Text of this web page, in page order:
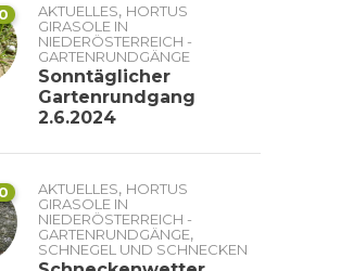
0 AKTUELLES, HORTUS
GIRASOLE IN
NIEDERÖSTERREICH -
GARTENRUNDGÄNGE
Sonntäglicher
Gartenrundgang
2.6.2024
0 AKTUELLES, HORTUS
GIRASOLE IN
NIEDERÖSTERREICH -
GARTENRUNDGÄNGE,
SCHNEGEL UND SCHNECKEN